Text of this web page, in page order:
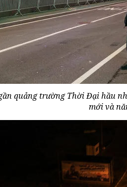
quảng trường Thời Đại hầu
mới và